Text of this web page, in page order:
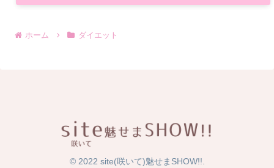
ホーム ダイエット
© 2022 site(咲いて)魅せまSHOW!!.